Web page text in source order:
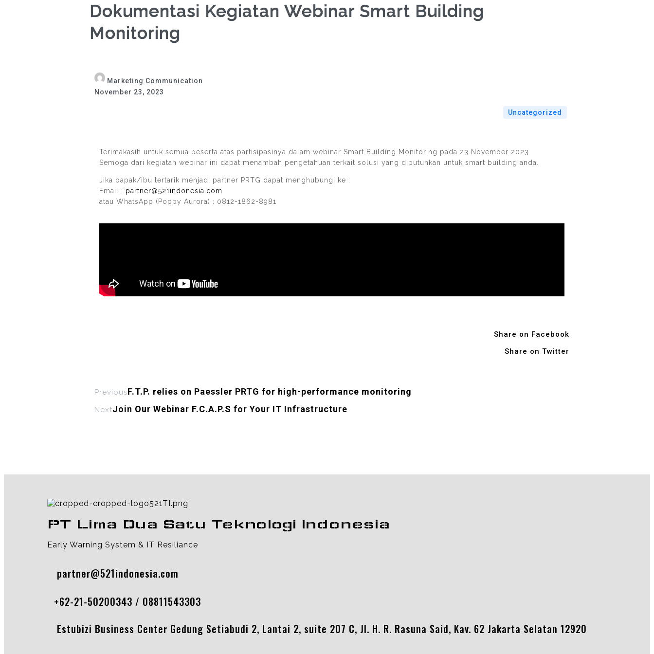
Dokumentasi Kegiatan Webinar Smart Building
Monitoring
Marketing Communication
November 23, 2023
Uncategorized
Terimakasih untuk semua peserta atas partisipasinya dalam webinar Smart Building Monitoring pada 23 November 2023
Semoga dari kegiatan webinar ini dapat menambah pengetahuan terkait solusi yang dibutuhkan untuk smart building anda.
Jika bapak/ibu tertarik menjadi partner PRTG dapat menghubungi ke :
Email : partner@521indonesia.com
atau WhatsApp (Poppy Aurora) : 0812-1862-8981
Share on Facebook
Share on Twitter
PreviousF.T.P. relies on Paessler PRTG for high-performance monitoring
NextJoin Our Webinar F.C.A.P.S for Your IT Infrastructure
PT Lima Dua Satu Teknologi Indonesia
Early Warning System & IT Resiliance
partner@521indonesia.com
+62-21-50200343 / 08811543303
Estubizi Business Center Gedung Setiabudi 2, Lantai 2, suite 207 C, Jl. H. R. Rasuna Said, Kav. 62 Jakarta Selatan 12920